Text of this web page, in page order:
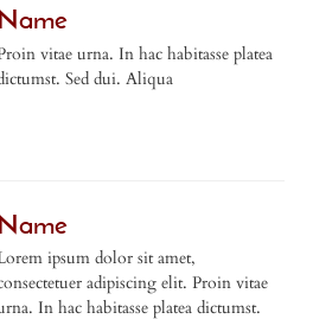
Name
vitae urna. In hac habitasse platea
Sed dui. Aliqua
Name
ipsum dolor sit amet,
adipiscing elit. Proin vitae
In hac habitasse platea dictumst.